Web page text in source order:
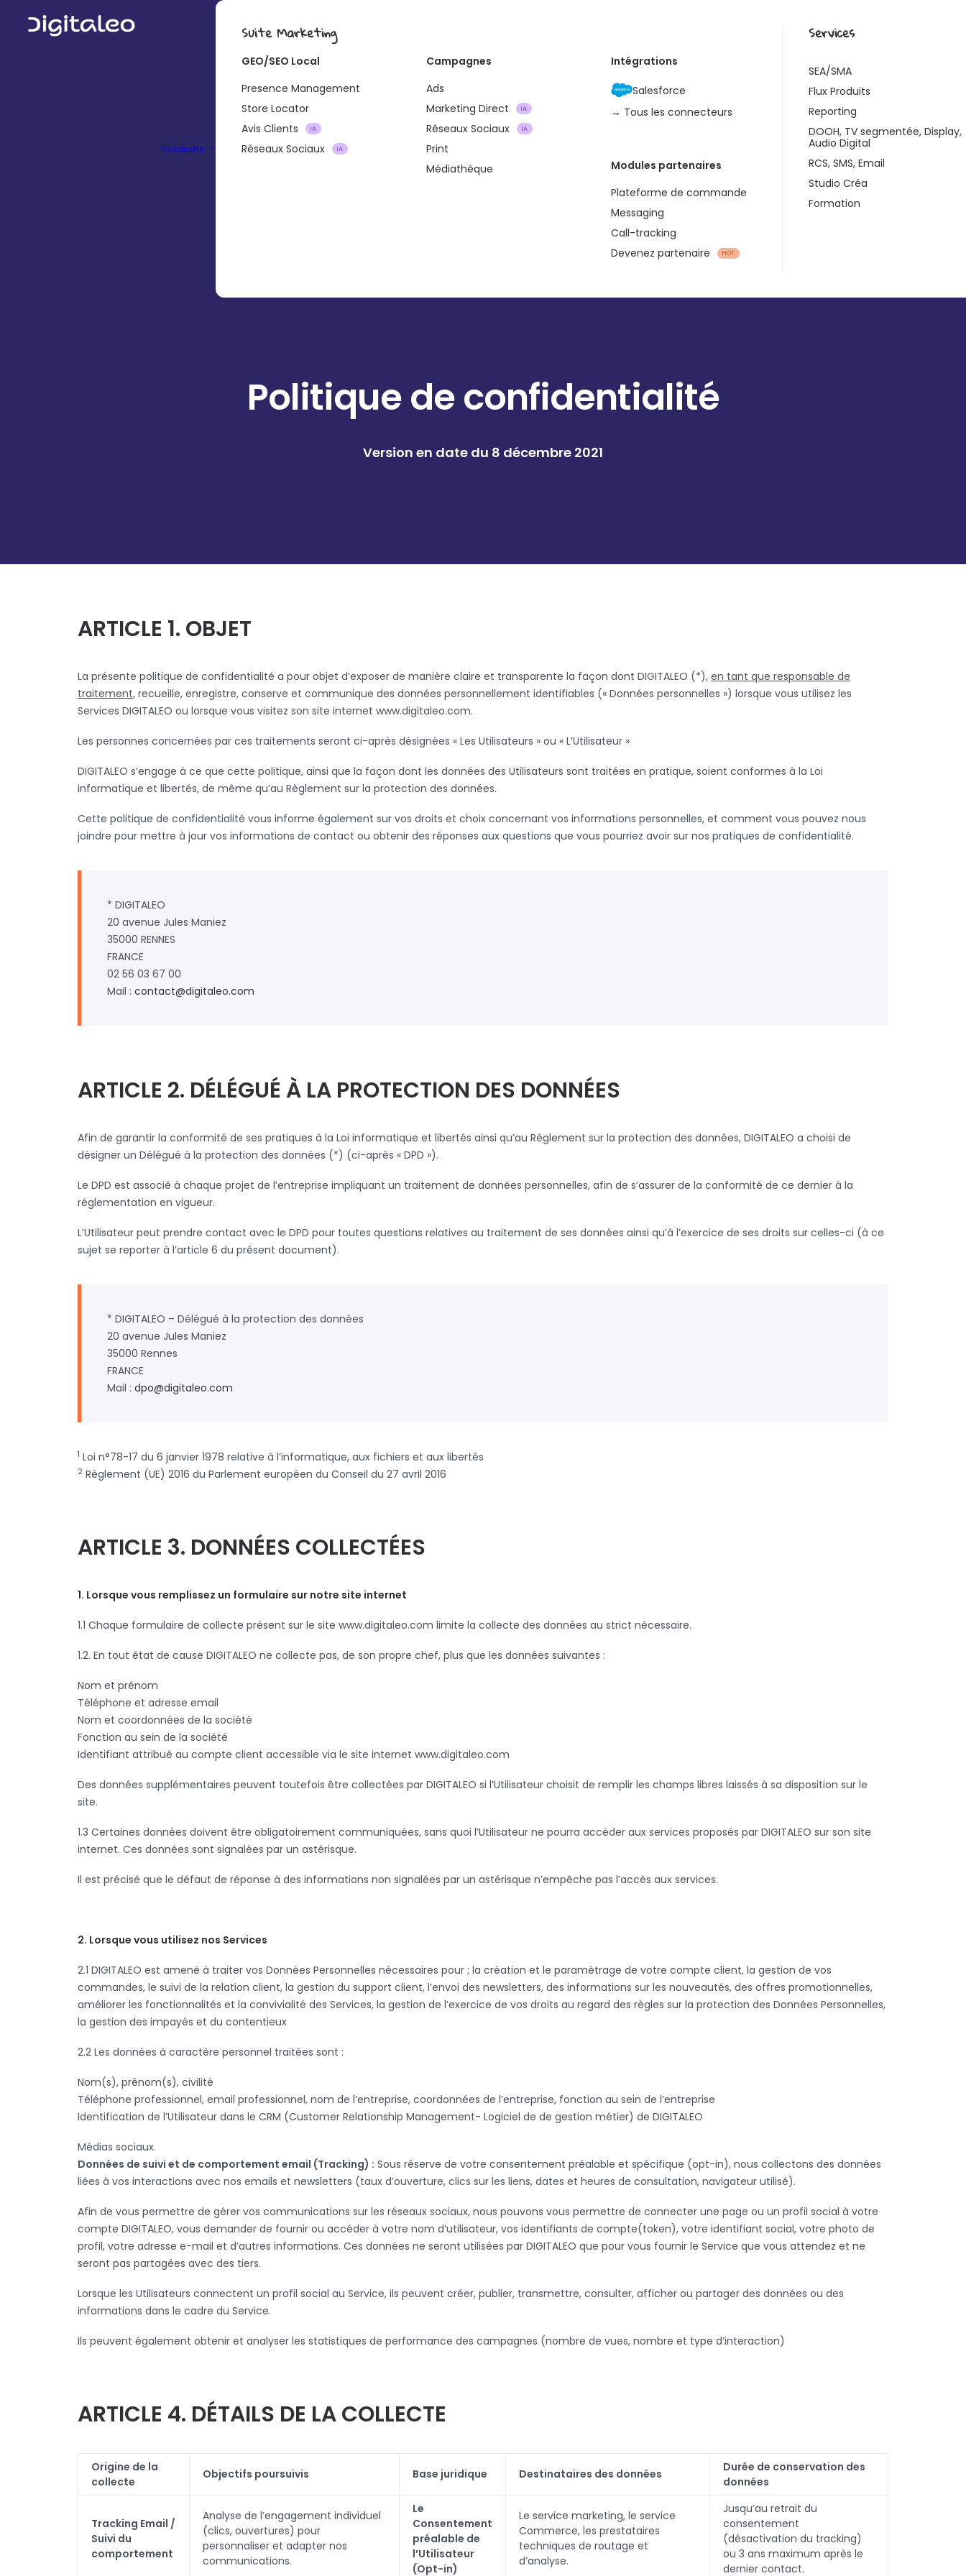
Solutions
Suite Marketing
GEO/SEO Local
Presence Management
Store Locator
Avis Clients
IA
Réseaux Sociaux IA
Campagnes
Ads
Marketing Direct
IA
Réseaux Sociaux IA
Print
Médiathèque
Intégrations
Salesforce
→ Tous les connecteurs
Modules partenaires
Plateforme de commande
Messaging
Call-tracking
Devenez partenaire
HOT
Services
SEA/SMA
Flux Produits
Reporting
DOOH, TV segmentée, Display,
Audio Digital
RCS, SMS, Email
Studio Créa
Formation
Politique de confidentialité
Version en date du 8 décembre 2021
ARTICLE 1. OBJET
La présente politique de confidentialité a pour objet d’exposer de manière claire et transparente la façon dont DIGITALEO (*), en tant que responsable de
traitement, recueille, enregistre, conserve et communique des données personnellement identifiables (« Données personnelles ») lorsque vous utilisez les
Services DIGITALEO ou lorsque vous visitez son site internet www.digitaleo.com.
Les personnes concernées par ces traitements seront ci-après désignées « Les Utilisateurs » ou « L’Utilisateur »
DIGITALEO s’engage à ce que cette politique, ainsi que la façon dont les données des Utilisateurs sont traitées en pratique, soient conformes à la Loi
informatique et libertés, de même qu’au Règlement sur la protection des données.
Cette politique de confidentialité vous informe également sur vos droits et choix concernant vos informations personnelles, et comment vous pouvez nous
joindre pour mettre à jour vos informations de contact ou obtenir des réponses aux questions que vous pourriez avoir sur nos pratiques de confidentialité.
* DIGITALEO
20 avenue Jules Maniez
35000 RENNES
FRANCE
02 56 03 67 00
Mail : contact@digitaleo.com
ARTICLE 2. DÉLÉGUÉ À LA PROTECTION DES DONNÉES
Afin de garantir la conformité de ses pratiques à la Loi informatique et libertés ainsi qu’au Règlement sur la protection des données, DIGITALEO a choisi de
désigner un Délégué à la protection des données (*) (ci-après « DPD »).
Le DPD est associé à chaque projet de l’entreprise impliquant un traitement de données personnelles, afin de s’assurer de la conformité de ce dernier à la
réglementation en vigueur.
L’Utilisateur peut prendre contact avec le DPD pour toutes questions relatives au traitement de ses données ainsi qu’à l’exercice de ses droits sur celles-ci (à ce
sujet se reporter à l’article 6 du présent document).
* DIGITALEO – Délégué à la protection des données
20 avenue Jules Maniez
35000 Rennes
FRANCE
Mail : dpo@digitaleo.com
1 Loi n°78-17 du 6 janvier 1978 relative à l’informatique, aux fichiers et aux libertés
2 Règlement (UE) 2016 du Parlement européen du Conseil du 27 avril 2016
ARTICLE 3. DONNÉES COLLECTÉES
1. Lorsque vous remplissez un formulaire sur notre site internet
1.1 Chaque formulaire de collecte présent sur le site www.digitaleo.com limite la collecte des données au strict nécessaire.
1.2. En tout état de cause DIGITALEO ne collecte pas, de son propre chef, plus que les données suivantes :
Nom et prénom
Téléphone et adresse email
Nom et coordonnées de la société
Fonction au sein de la société
Identifiant attribué au compte client accessible via le site internet www.digitaleo.com
Des données supplémentaires peuvent toutefois être collectées par DIGITALEO si l’Utilisateur choisit de remplir les champs libres laissés à sa disposition sur le
site.
1.3 Certaines données doivent être obligatoirement communiquées, sans quoi l’Utilisateur ne pourra accéder aux services proposés par DIGITALEO sur son site
internet. Ces données sont signalées par un astérisque.
Il est précisé que le défaut de réponse à des informations non signalées par un astérisque n’empêche pas l’accès aux services.
2. Lorsque vous utilisez nos Services
2.1 DIGITALEO est amené à traiter vos Données Personnelles nécessaires pour ; la création et le paramétrage de votre compte client, la gestion de vos
commandes, le suivi de la relation client, la gestion du support client, l’envoi des newsletters, des informations sur les nouveautés, des offres promotionnelles,
améliorer les fonctionnalités et la convivialité des Services, la gestion de l’exercice de vos droits au regard des règles sur la protection des Données Personnelles,
la gestion des impayés et du contentieux
2.2 Les données à caractère personnel traitées sont :
Nom(s), prénom(s), civilité
Téléphone professionnel, email professionnel, nom de l’entreprise, coordonnées de l’entreprise, fonction au sein de l’entreprise
Identification de l’Utilisateur dans le CRM (Customer Relationship Management- Logiciel de de gestion métier) de DIGITALEO
Médias sociaux.
Données de suivi et de comportement email (Tracking) : Sous réserve de votre consentement préalable et spécifique (opt-in), nous collectons des données
liées à vos interactions avec nos emails et newsletters (taux d’ouverture, clics sur les liens, dates et heures de consultation, navigateur utilisé).
Afin de vous permettre de gérer vos communications sur les réseaux sociaux, nous pouvons vous permettre de connecter une page ou un profil social à votre
compte DIGITALEO, vous demander de fournir ou accéder à votre nom d’utilisateur, vos identifiants de compte(token), votre identifiant social, votre photo de
profil, votre adresse e-mail et d’autres informations. Ces données ne seront utilisées par DIGITALEO que pour vous fournir le Service que vous attendez et ne
seront pas partagées avec des tiers.
Lorsque les Utilisateurs connectent un profil social au Service, ils peuvent créer, publier, transmettre, consulter, afficher ou partager des données ou des
informations dans le cadre du Service.
Ils peuvent également obtenir et analyser les statistiques de performance des campagnes (nombre de vues, nombre et type d’interaction)
ARTICLE 4. DÉTAILS DE LA COLLECTE
Origine de la
collecte
Objectifs poursuivis Base juridique Destinataires des données
Durée de conservation des
données
Tracking Email /
Suivi du
comportement
Analyse de l’engagement individuel
(clics, ouvertures) pour
personnaliser et adapter nos
communications.
Le
Consentement
préalable de
l’Utilisateur
(Opt-in)
Le service marketing, le service
Commerce, les prestataires
techniques de routage et
d’analyse.
Jusqu’au retrait du
consentement
(désactivation du tracking)
ou 3 ans maximum après le
dernier contact.